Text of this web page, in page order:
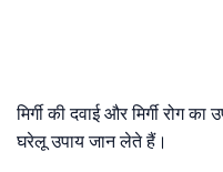
मिर्गी की दवाई और मिर्गी रोग
घरेलू उपाय जान लेते हैं।